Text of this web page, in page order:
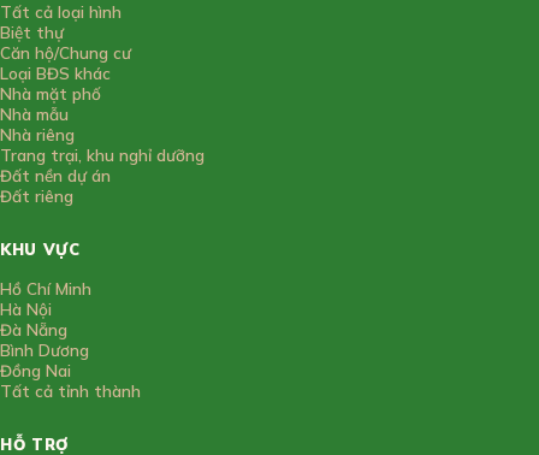
Tất cả loại hình
Biệt thự
Căn hộ/Chung cư
Loại BĐS khác
Nhà mặt phố
Nhà mẫu
Nhà riêng
Trang trại, khu nghỉ dưỡng
Đất nền dự án
Đất riêng
KHU VỰC
Hồ Chí Minh
Hà Nội
Đà Nẵng
Bình Dương
Đồng Nai
Tất cả tỉnh thành
HỖ TRỢ